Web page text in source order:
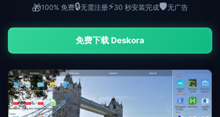
🎁100% 免费🔒无需注册⚡30 秒安装完成🛡️无广告
免费下载 Deskora